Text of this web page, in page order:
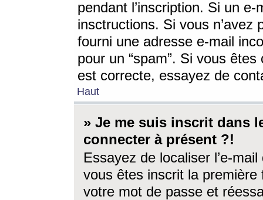
pendant l’inscription. Si un
insctructions. Si vous n’avez
fourni une adresse e-mail
pour un “spam”. Si vous
est correcte, essayez de
Haut
» Je me suis inscrit dans
connecter à présent ?!
Essayez de localiser l’e-
vous êtes inscrit la première
votre mot de passe et